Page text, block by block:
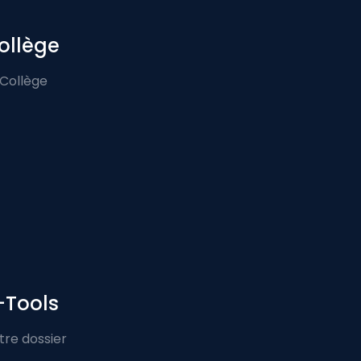
dossier